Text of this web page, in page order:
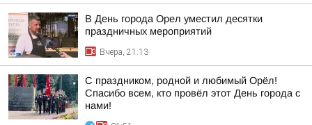
В День города Орел уместил десятки
праздничных мероприятий
Вчера, 21:13
С праздником, родной и любимый Орёл!
Спасибо всем, кто провёл этот День города с
нами!